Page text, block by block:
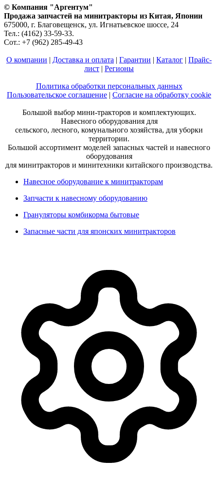
© Компания "Аргентум"
Продажа запчастей на минитракторы из Китая, Японии
675000, г. Благовещенск, ул. Игнатьевское шоссе, 24
Тел.: (4162) 33-59-33.
Сот.: +7 (962) 285-49-43
О компании | Доставка и оплата | Гарантии | Каталог | Прайс-
лист | Регионы
Политика обработки персональных данных
Пользовательское соглашение | Согласие на обработку cookie
Большой выбор мини-тракторов и комплектующих.
Навесного оборудования для
сельского, лесного, комунального хозяйства, для уборки
территории.
Большой ассортимент моделей запасных частей и навесного
оборудования
для минитракторов и минитехники китайского производства.
Навесное оборудование к минитракторам
Запчасти к навесному оборудованию
Грануляторы комбикорма бытовые
Запасные части для японских минитракторов